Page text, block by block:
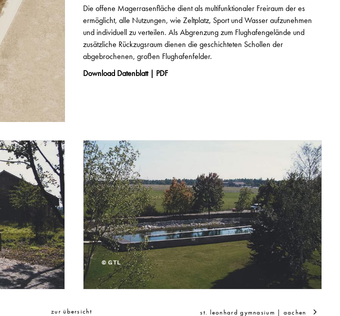
Die offene Magerrasenfläche dient als multifunktionaler Freiraum der es
ermöglicht, alle Nutzungen, wie Zeltplatz, Sport und Wasser aufzunehmen
und individuell zu verteilen. Als Abgrenzung zum Flughafengelände und
zusätzliche Rückzugsraum dienen die geschichteten Schollen der
abgebrochenen, großen Flughafenfelder.
Download Datenblatt | PDF
© GTL
zur übersicht st. leonhard gymnasium | aachen